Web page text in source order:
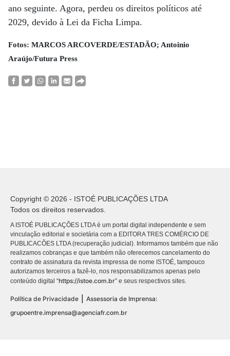
ano seguinte. Agora, perdeu os direitos políticos até
2029, devido à Lei da Ficha Limpa.
Fotos: MARCOS ARCOVERDE/ESTADÃO; Antoinio
Araújo/Futura Press
Copyright © 2026 - ISTOÉ PUBLICAÇÕES LTDA
Todos os direitos reservados.
A ISTOÉ PUBLICAÇÕES LTDA é um portal digital independente e sem
vinculação editorial e societária com a EDITORA TRES COMÉRCIO DE
PUBLICACÕES LTDA (recuperação judicial). Informamos também que não
realizamos cobranças e que também não oferecemos cancelamento do
contrato de assinatura da revista impressa de nome ISTOÉ, tampouco
autorizamos terceiros a fazê-lo, nos responsabilizamos apenas pelo
conteúdo digital “https://istoe.com.br” e seus respectivos sites.
Política de Privacidade | Assessoria de Imprensa:
grupoentre.imprensa@agenciafr.com.br